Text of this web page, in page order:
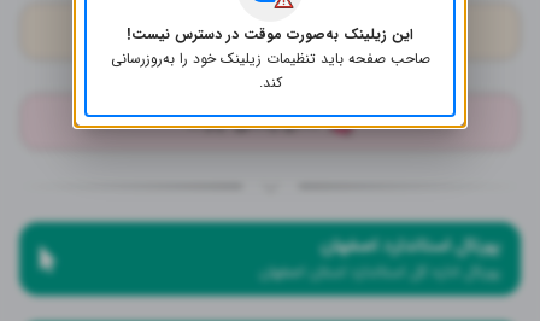
کانال ایتا
کانال رسمی آپارات
پورتال استاندارد اصفهان
پورتال اداره کل استاندارد استان اصفهان
این زیلینک به‌صورت موقت در دسترس نیست!
صاحب صفحه باید تنظیمات زیلینک خود را به‌روز‌رسانی
کند.